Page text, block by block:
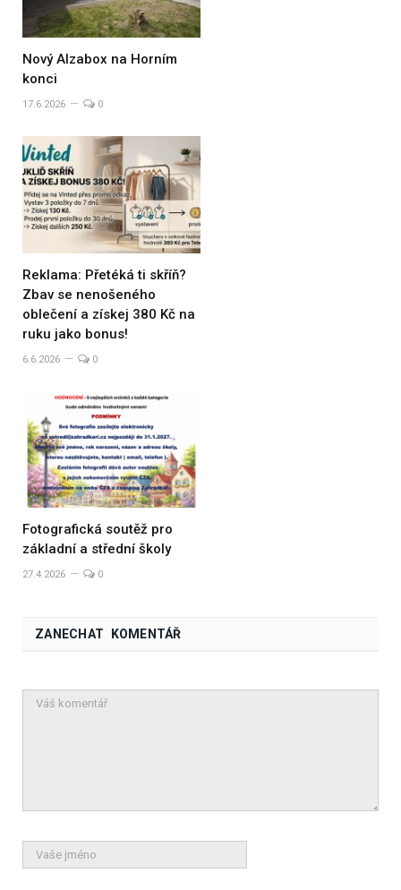
Nový Alzabox na Horním
konci
17.6.2026 0
Reklama: Přetéká ti skříň?
Zbav se nenošeného
oblečení a získej 380 Kč na
ruku jako bonus!
6.6.2026 0
Fotografická soutěž pro
základní a střední školy
27.4.2026 0
ZANECHAT KOMENTÁŘ